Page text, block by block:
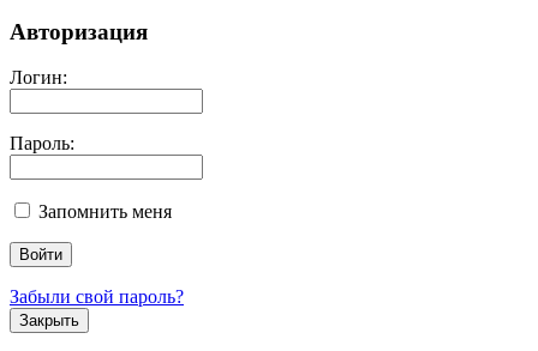
Авторизация
Логин:
Пароль:
Запомнить меня
Забыли свой пароль?
Закрыть